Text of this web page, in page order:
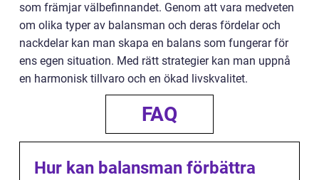
som främjar välbefinnandet. Genom att vara medveten
om olika typer av balansman och deras fördelar och
nackdelar kan man skapa en balans som fungerar för
ens egen situation. Med rätt strategier kan man uppnå
en harmonisk tillvaro och en ökad livskvalitet.
FAQ
Hur kan balansman förbättra